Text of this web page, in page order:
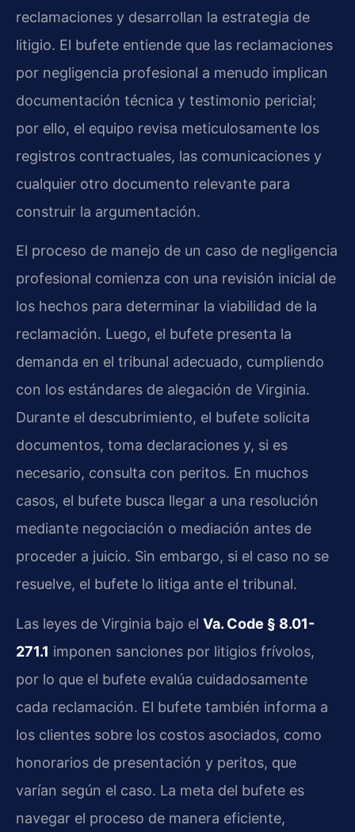
reclamaciones y desarrollan la estrategia de
litigio. El bufete entiende que las reclamaciones
por negligencia profesional a menudo implican
documentación técnica y testimonio pericial;
por ello, el equipo revisa meticulosamente los
registros contractuales, las comunicaciones y
cualquier otro documento relevante para
construir la argumentación.
El proceso de manejo de un caso de negligencia
profesional comienza con una revisión inicial de
los hechos para determinar la viabilidad de la
reclamación. Luego, el bufete presenta la
demanda en el tribunal adecuado, cumpliendo
con los estándares de alegación de Virginia.
Durante el descubrimiento, el bufete solicita
documentos, toma declaraciones y, si es
necesario, consulta con peritos. En muchos
casos, el bufete busca llegar a una resolución
mediante negociación o mediación antes de
proceder a juicio. Sin embargo, si el caso no se
resuelve, el bufete lo litiga ante el tribunal.
Las leyes de Virginia bajo el Va. Code § 8.01-
271.1 imponen sanciones por litigios frívolos,
por lo que el bufete evalúa cuidadosamente
cada reclamación. El bufete también informa a
los clientes sobre los costos asociados, como
honorarios de presentación y peritos, que
varían según el caso. La meta del bufete es
navegar el proceso de manera eficiente,